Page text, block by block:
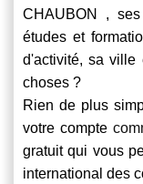
CHAUBON ,
études et
d'activité, sa ville
choses ?
Rien de plus
votre compte
gratuit qui vous
international des